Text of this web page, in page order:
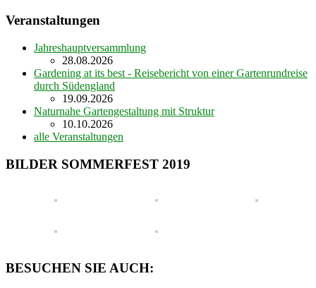
Veranstaltungen
Jahreshauptversammlung
28.08.2026
Gardening at its best - Reisebericht von einer Gartenrundreise
durch Südengland
19.09.2026
Naturnahe Gartengestaltung mit Struktur
10.10.2026
alle Veranstaltungen
BILDER SOMMERFEST 2019
BESUCHEN SIE AUCH: